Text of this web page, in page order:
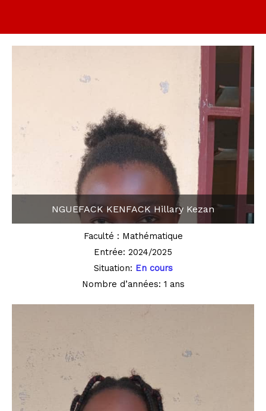
NGUEFACK KENFACK Hillary Kezan
Faculté : Mathématique
Entrée: 2024/2025
Situation: En cours
Nombre d’années: 1 ans